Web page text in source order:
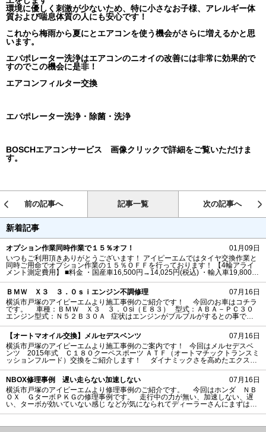
環境に優しく刺激が少ないため、特に小さなお子様、アレルギー体
質および喘息体質の人にも安心です！
これから梅雨から夏にとエアコンを使う機会がさらに増えるかと思
います。
エバポレーター洗浄はエアコンのニオイの改善には非常に効果的で
すのでこの機会に是非！
エアコンフィルター交換
エバポレーター洗浄・除菌・洗浄
BOSCHエアコンサービス 画像クリックで詳細をご覧いただけま
す。
前の記事へ 記事一覧 次の記事へ
新着記事
オプション作業同時作業で１５％オフ！
01月09日
いつもご利用頂きありがとうございます！ アイピーエムではタイヤ交換作業と
同時ご用命でオプション作業の１５％ＯＦＦを行っております！ 【4輪アライ
メント測定費用】 ■料金 ・国産車16,500円→14,025円(税込) ・輸入車19,800円
ライメントとは こちらの作業ですが直進をしているにもかかわらず左や右に車
両が流れてしまう症状や タイヤが外内側
ＢＭＷ Ｘ３ ３．０ｓｉエンジン不調修理
07月16日
横浜市戸塚のアイピーエムより施工事例のご紹介です！ 今回のお車はコチラ
です。 車種：ＢＭＷ Ｘ３ ３．０si（Ｅ８３） 型式：ＡＢＡ－ＰＣ３０
エンジン型式：Ｎ５２Ｂ３０Ａ 症状はエンジンがブルブルがするとの事でお
到着後
【オートマオイル交換】メルセデスベンツ
07月16日
横浜市戸塚のアイピーエムより施工事例のご案内です！ 今回はメルセデスベ
ンツ 2015年式 Ｃ１８０クーペスポーツ ＡＴＦ（オートマチックトランスミ
ッションフルード）交換をご紹介します！ ダイナミックさを高めたエクステ
スタイリッシュでかっこいいですねー！ ＡＴＦですが交換しなくても良いん
じゃないの？？？というお声も聞きま
NBOX修理事例 遅い走らない加速しない
07月16日
横浜市戸塚のアイピーエムより修理事例のご紹介です。 今回はホンダ ＮＢ
ＯＸ ＧターボＰＫＧの修理事例です。 走行中の力が無い、加速しない、遅
い、ターボが効いていない感じ などが気になられてディーラーさんにまずはご
す。 当初の